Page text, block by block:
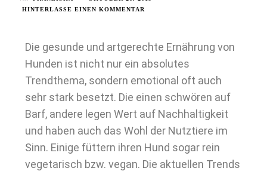
HINTERLASSE EINEN KOMMENTAR
Die gesunde und artgerechte Ernährung von
Hunden ist nicht nur ein absolutes
Trendthema, sondern emotional oft auch
sehr stark besetzt. Die einen schwören auf
Barf, andere legen Wert auf Nachhaltigkeit
und haben auch das Wohl der Nutztiere im
Sinn. Einige füttern ihren Hund sogar rein
vegetarisch bzw. vegan. Die aktuellen Trends